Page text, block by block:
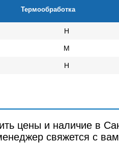
Термообработка
Н
М
Н
цены и наличие в
свяжется с